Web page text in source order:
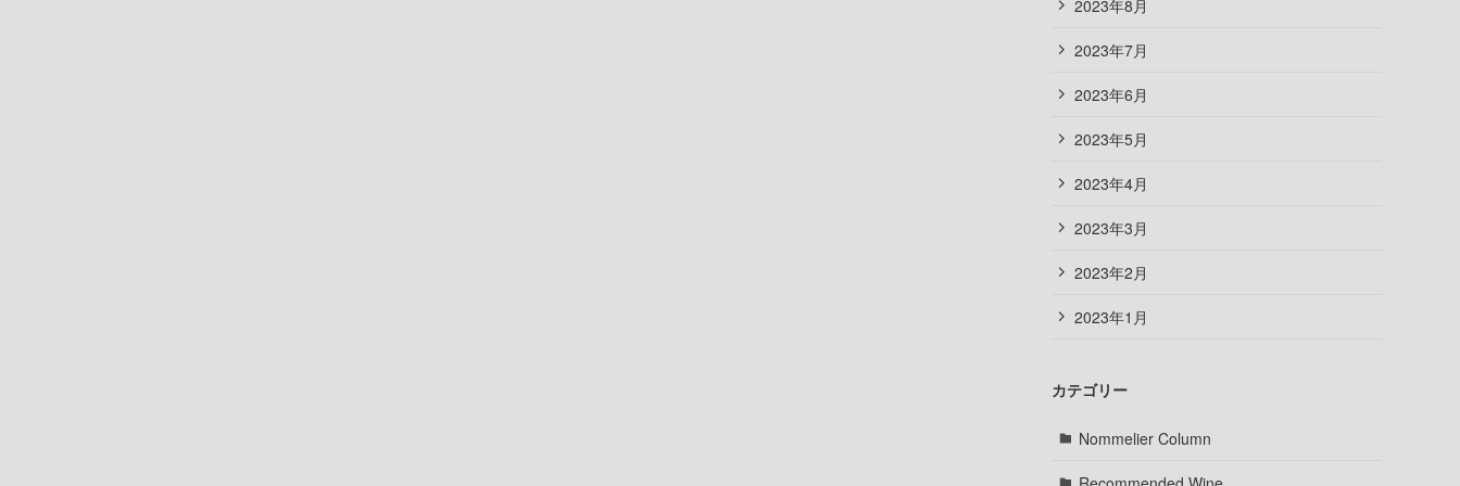
2023年8月
2023年7月
2023年6月
2023年5月
2023年4月
2023年3月
2023年2月
2023年1月
カテゴリー
Nommelier Column